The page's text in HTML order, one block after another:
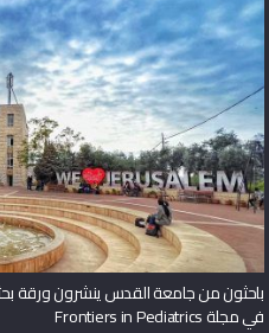
باحثون من جامعة القدس ينشرون ورقة
في مجلة Frontiers in Pediatrics